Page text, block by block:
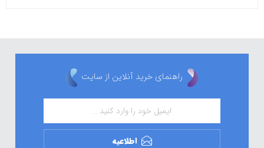
راهنمای خرید آنلاین از سایت
اطلاعیه